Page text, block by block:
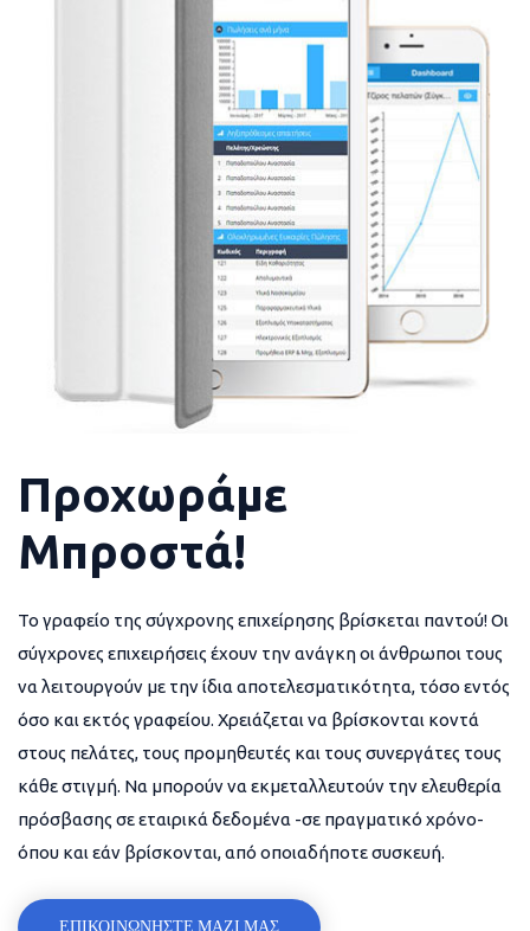
Προχωράμε
Μπροστά!
Το γραφείο της σύγχρονης επιχείρησης βρίσκεται παντού! Οι
σύγχρονες επιχειρήσεις έχουν την ανάγκη οι άνθρωποι τους
να λειτουργούν με την ίδια αποτελεσματικότητα, τόσο εντός
όσο και εκτός γραφείου. Χρειάζεται να βρίσκονται κοντά
στους πελάτες, τους προμηθευτές και τους συνεργάτες τους
κάθε στιγμή. Να μπορούν να εκμεταλλευτούν την ελευθερία
πρόσβασης σε εταιρικά δεδομένα -σε πραγματικό χρόνο-
όπου και εάν βρίσκονται, από οποιαδήποτε συσκευή.
ΕΠΙΚΟΙΝΩΝΗΣΤΕ ΜΑΖΙ ΜΑΣ